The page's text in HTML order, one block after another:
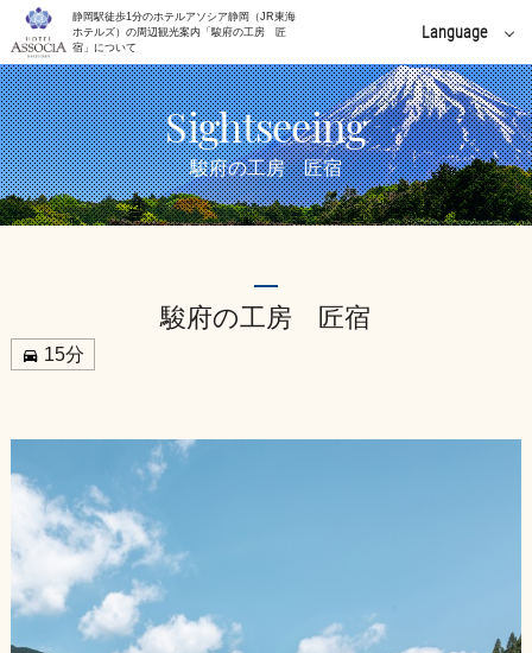
静岡駅徒歩1分のホテルアソシア静岡（JR東海
ホテルズ）の周辺観光案内「駿府の工房 匠
宿」について
Language
English
中文(簡体字)
中文(繁體字)
한국어
Sightseeing
駿府の工房 匠宿
駿府の工房 匠宿
15分